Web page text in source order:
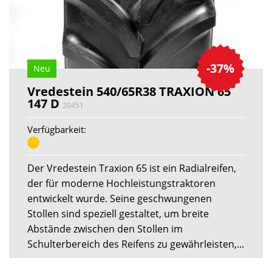
-37%
Neu
Vredestein 540/65R38 TRAXION 65
147 D 20451
Verfügbarkeit:
Der Vredestein Traxion 65 ist ein Radialreifen,
der für moderne Hochleistungstraktoren
entwickelt wurde. Seine geschwungenen
Stollen sind speziell gestaltet, um breite
Abstände zwischen den Stollen im
Schulterbereich des Reifens zu gewährleisten,...